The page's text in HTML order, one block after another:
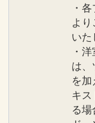
・
よ
いた
・
は、
を
キス
る